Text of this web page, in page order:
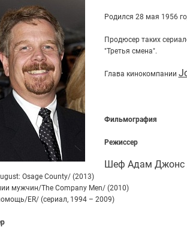
Родился 28 мая 1956
Продюсер таких
"Третья смена".
Глава кинокомпании
Фильмография
Режиссер
Шеф Адам Джонс
Osage County/ (2013)
мужчин/The Company Men/ (2010)
ER/ (сериал, 1994 – 2009)